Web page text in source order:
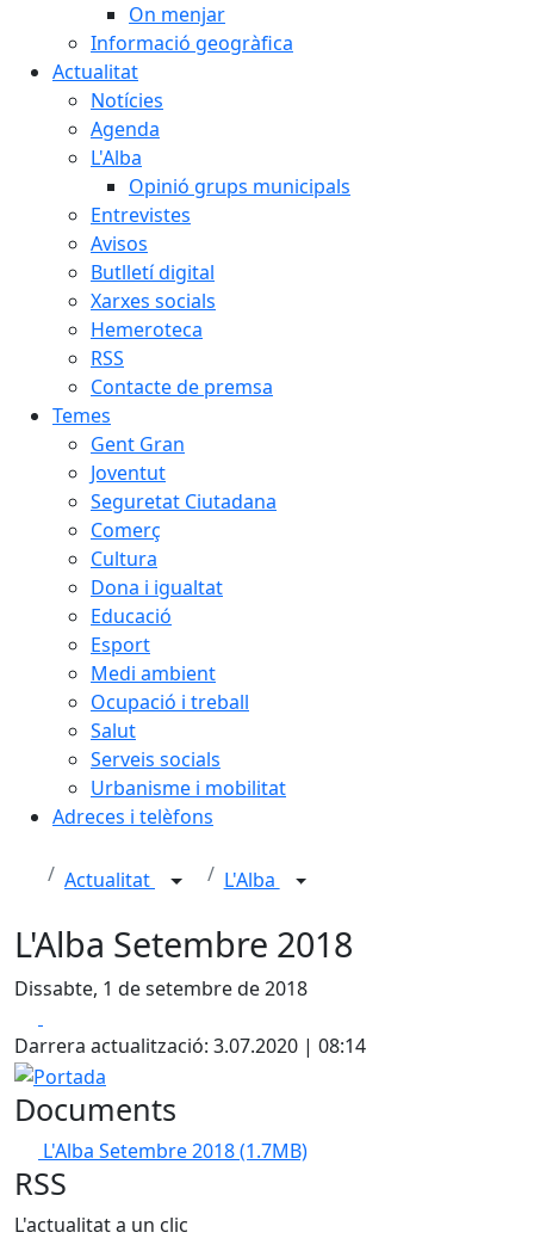
On menjar
Informació geogràfica
Actualitat
Notícies
Agenda
L'Alba
Opinió grups municipals
Entrevistes
Avisos
Butlletí digital
Xarxes socials
Hemeroteca
RSS
Contacte de premsa
Temes
Gent Gran
Joventut
Seguretat Ciutadana
Comerç
Cultura
Dona i igualtat
Educació
Esport
Medi ambient
Ocupació i treball
Salut
Serveis socials
Urbanisme i mobilitat
Adreces i telèfons
Actualitat L'Alba
L'Alba Setembre 2018
Dissabte, 1 de setembre de 2018
Darrera actualització: 3.07.2020 | 08:14
Portada
Documents
L'Alba Setembre 2018(1.7MB)
RSS
L'actualitat a un clic